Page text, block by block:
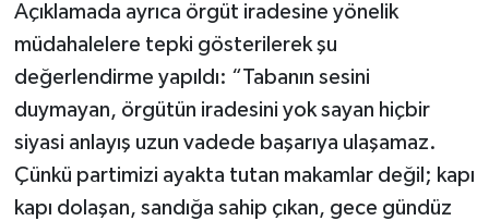
Açıklamada ayrıca örgüt iradesine yönelik
müdahalelere tepki gösterilerek şu
değerlendirme yapıldı: “Tabanın sesini
duymayan, örgütün iradesini yok sayan hiçbir
siyasi anlayış uzun vadede başarıya ulaşamaz.
Çünkü partimizi ayakta tutan makamlar değil; kapı
kapı dolaşan, sandığa sahip çıkan, gece gündüz